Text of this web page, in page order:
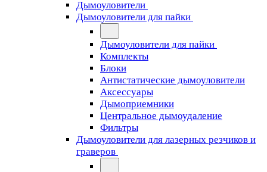
Дымоуловители
Дымоуловители для пайки
Дымоуловители для пайки
Комплекты
Блоки
Антистатические дымоуловители
Аксессуары
Дымоприемники
Центральное дымоудаление
Фильтры
Дымоуловители для лазерных резчиков и
граверов